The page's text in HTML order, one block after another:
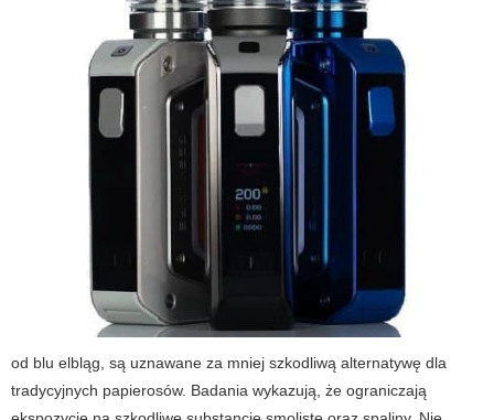
od blu elbląg, są uznawane za mniej szkodliwą alternatywę dla
tradycyjnych papierosów. Badania wykazują, że ograniczają